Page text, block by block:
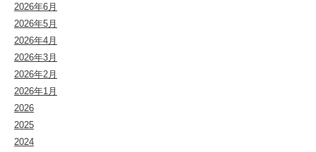
2026年6月
2026年5月
2026年4月
2026年3月
2026年2月
2026年1月
2026
2025
2024